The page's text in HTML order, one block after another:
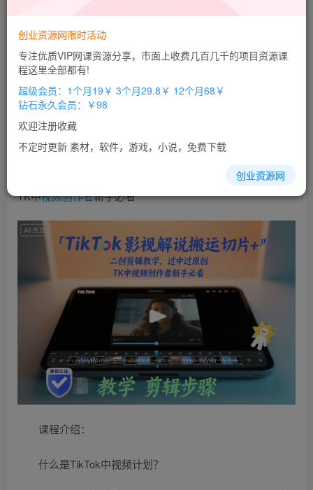
超级会员
立即购买
您当前未登录！建议登陆后购买，办理会员包月更省钱，可保存购
TikTok影视解说搬运切片+二创剪辑教学，过中过原创，
TK中视频创作者新手必看
课程介绍：
什么是TikTok中视频计划？
创业资源网限时活动
专注优质VIP网课资源分享，市面上收费几百几千的项目资源课
程这里全部都有!
超级会员：1个月19￥ 3个月29.8￥ 12个月68￥
钻石永久会员：￥98
欢迎注册收藏
不定时更新 素材，软件，游戏，小说，免费下载
创业资源网